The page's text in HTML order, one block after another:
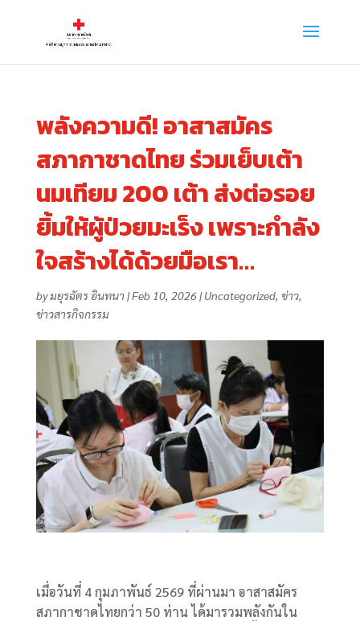
พลังความดี! อาสาสมัคร
สภากาชาดไทย ร่วมเย็บเต้า
นมเทียม 200 เต้า ส่งต่อรอย
ยิ้มให้ผู้ป่วยมะเร็ง เพราะกำลัง
ใจสร้างได้ด้วยมือเรา…
byมยุรฉัตร อินทนา|Feb 10, 2026|Uncategorized, ข่าว,
ข่าวสารกิจกรรม
เมื่อวันที่ 4 กุมภาพันธ์ 2569 ที่ผ่านมา อาสาสมัคร
สภากาชาดไทยกว่า 50 ท่าน ได้มารวมพลังกันใน